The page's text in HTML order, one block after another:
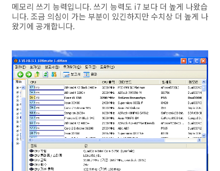
메모리 쓰기 능력입니다. 쓰기 능력도 i7 보다 더 높게 나왔습
니다. 조금 의심이 가는 부분이 있긴하지만 수치상 더 높게 나
왔기에 공개합니다.